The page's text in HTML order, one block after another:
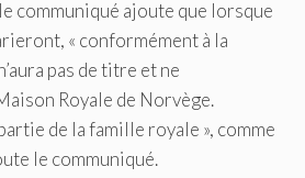
communiqué ajoute que lorsque
« conformément à la
pas de titre et ne
Royale de Norvège.
de la famille royale », comme
le communiqué.